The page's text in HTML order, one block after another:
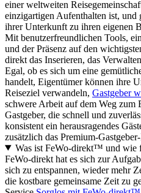
einer weltweiten
einzigartigen Aufenthalten ist,
ihrer Unterkunft zu ihren eigenen
Mit benutzerfreundlichen Tools,
und der Präsenz auf den
direkt das Inserieren, das
Egal, ob es sich um eine
handelt, Eigentümer können ihre
Reiseziel verwandeln, Gastgeber
schwere Arbeit auf dem Weg zum
Gastgeber, die schnell und
konsistent ein herausragendes
zusätzlich das Premium-
Was ist FeWo-direkt™ und wie
FeWo-direkt hat es sich zur
sich zu entspannen, wieder mehr
die kostbare gemeinsame Zeit zu